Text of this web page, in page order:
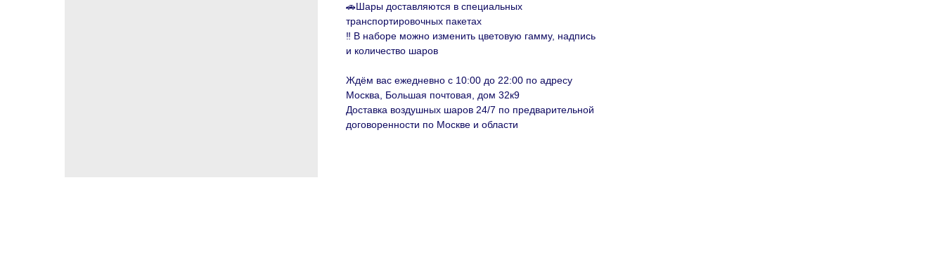
🚗Шары доставляются в специальных
транспортировочных пакетах
‼️ В наборе можно изменить цветовую гамму, надпись
и количество шаров
Ждём вас ежедневно с 10:00 до 22:00 по адресу
Москва, Большая почтовая, дом 32к9
Доставка воздушных шаров 24/7 по предварительной
договоренности по Москве и области